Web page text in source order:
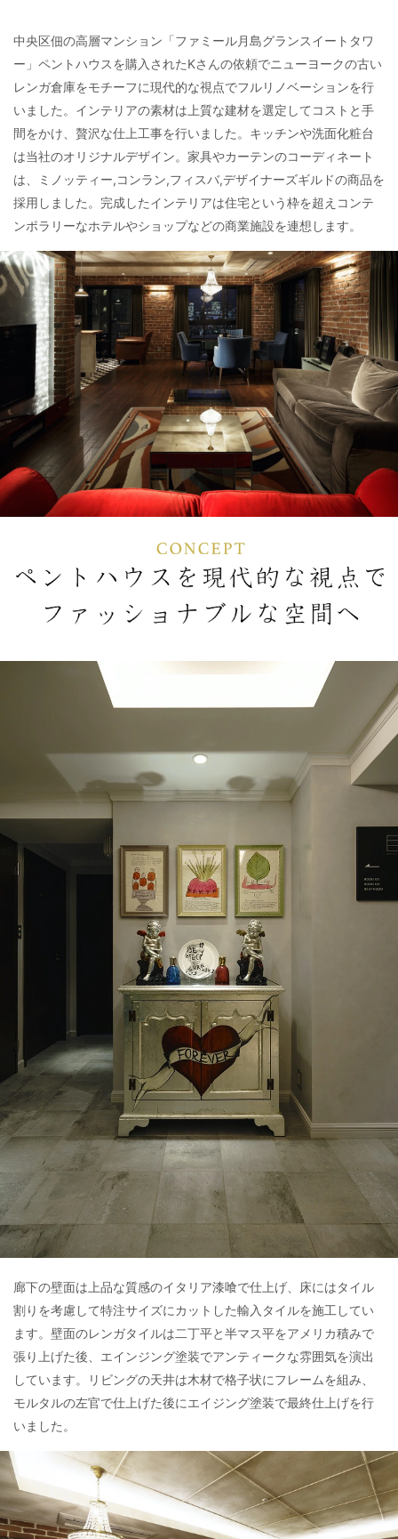
中央区佃の高層マンション「ファミール月島グランスイートタワ
ー」ペントハウスを購入されたKさんの依頼でニューヨークの古い
レンガ倉庫をモチーフに現代的な視点でフルリノベーションを行
いました。インテリアの素材は上質な建材を選定してコストと手
間をかけ、贅沢な仕上工事を行いました。キッチンや洗面化粧台
は当社のオリジナルデザイン。家具やカーテンのコーディネート
は、ミノッティー,コンラン,フィスバ,デザイナーズギルドの商品を
採用しました。完成したインテリアは住宅という枠を超えコンテ
ンポラリーなホテルやショップなどの商業施設を連想します。
廊下の壁面は上品な質感のイタリア漆喰で仕上げ、床にはタイル
割りを考慮して特注サイズにカットした輸入タイルを施工してい
ます。壁面のレンガタイルは二丁平と半マス平をアメリカ積みで
張り上げた後、エインジング塗装でアンティークな雰囲気を演出
しています。リビングの天井は木材で格子状にフレームを組み、
モルタルの左官で仕上げた後にエイジング塗装で最終仕上げを行
いました。